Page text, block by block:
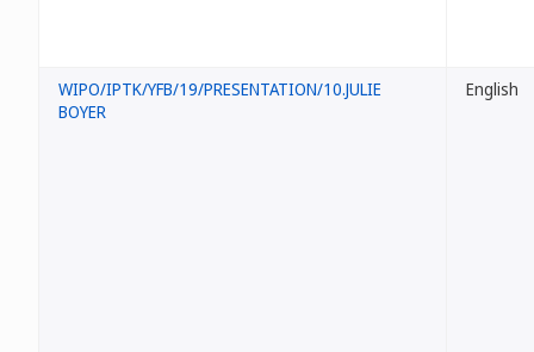
WIPO/IPTK/YFB/19/PRESENTATION/10.JULIE
BOYER
English